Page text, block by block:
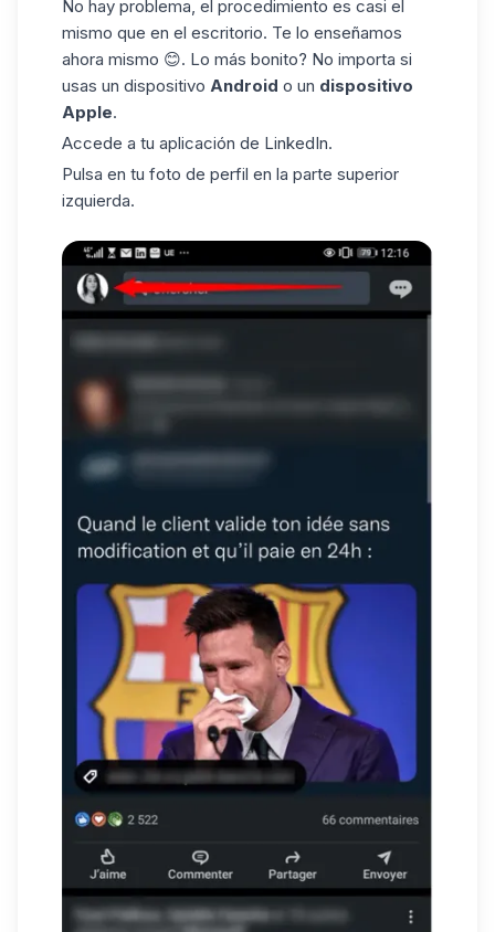
No hay problema, el procedimiento es casi el
mismo que en el escritorio. Te lo enseñamos
ahora mismo 😊. Lo más bonito? No importa si
usas un dispositivo Android o un dispositivo
Apple.
Accede a tu aplicación de LinkedIn.
Pulsa en tu foto de perfil en la parte superior
izquierda.